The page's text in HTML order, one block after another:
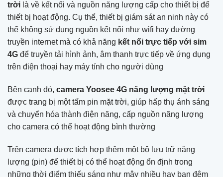
trời là về kết nối và nguồn năng lượng cấp cho thiết bị để
thiết bị hoạt động. Cụ thể, thiết bị giám sát an ninh này có
thể không sử dụng nguồn kết nối như wifi hay đường
truyền internet mà có khả năng kết nối trực tiếp với sim
4G để truyền tải hình ảnh, âm thanh trực tiếp về ứng dụng
trên điện thoại hay máy tính cho người dùng
Bên cạnh đó, camera Yoosee 4G năng lượng mặt trời
được trang bị một tấm pin mặt trời, giúp hấp thụ ánh sáng
và chuyển hóa thành điện năng, cấp nguồn năng lượng
cho camera có thể hoạt động bình thường
Trên camera được tích hợp thêm một bộ lưu trữ năng
lượng (pin) để thiết bị có thể hoạt động ổn định trong
những thời điểm thiếu sáng như mây nhiều hay ban đêm